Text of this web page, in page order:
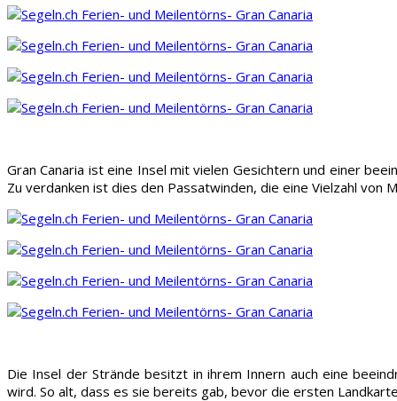
Gran Canaria ist eine Insel mit vielen Gesichtern und einer
Zu verdanken ist dies den Passatwinden, die eine Vielzahl von
Die Insel der Strände besitzt in ihrem Innern auch eine
wird. So alt, dass es sie bereits gab, bevor die ersten